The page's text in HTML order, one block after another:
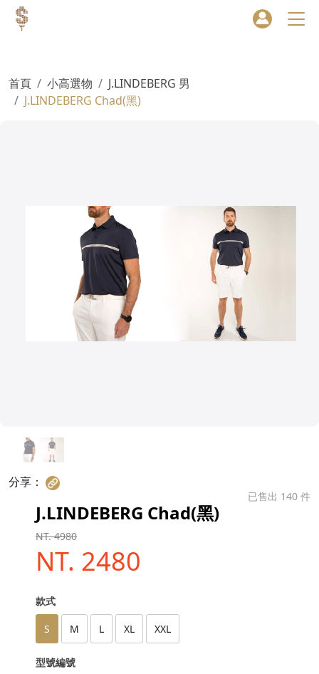
首頁 小高選物
J.LINDEBERG 男
J.LINDEBERG Chad(黑)
分享：
已售出 140 件
J.LINDEBERG Chad(黑)
NT. 4980
NT. 2480
款式
S M L XL XXL
型號編號